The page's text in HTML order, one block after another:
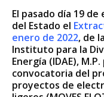
El pasado día 19
del Estado el
enero de 2022, de
Instituto para la
Energía (IDAE),
convocatoria del
proyectos de